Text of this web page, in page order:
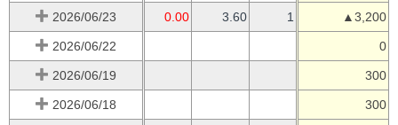
2026/06/23 0.00 3.60 1 ▲3,200
2026/06/22 0
2026/06/19 300
2026/06/18 300